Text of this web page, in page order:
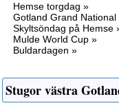
Hemse torgdag »
Gotland Grand National
Skyltsöndag på Hemse
Mulde World Cup »
Buldardagen »
Stugor västra